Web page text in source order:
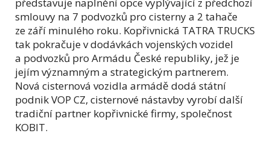
smlouvy na 7 podvozků pro cisterny a 2 tahače
ze září minulého roku. Kopřivnická TATRA TRUCKS
tak pokračuje v dodávkách vojenských vozidel
a podvozků pro Armádu České republiky, jež je
jejím významným a strategickým partnerem.
Nová cisternová vozidla armádě dodá státní
podnik VOP CZ, cisternové nástavby vyrobí další
tradiční partner kopřivnické firmy, společnost
KOBIT.